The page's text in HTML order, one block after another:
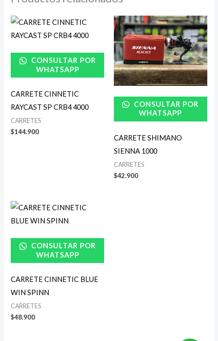
CONSULTAR POR
WHATSAPP
CARRETE CINNETIC
RAYCAST SP CRB4 4000
CARRETES
$144.900
CONSULTAR POR
WHATSAPP
CARRETE SHIMANO
SIENNA 1000
CARRETES
$42.900
CONSULTAR POR
WHATSAPP
CARRETE CINNETIC BLUE
WIN SPINN
CARRETES
$48.900